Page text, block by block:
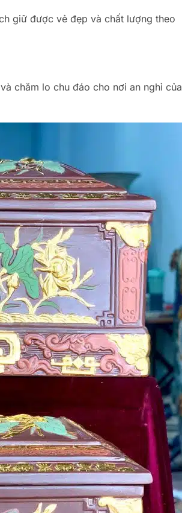
giữ được vẻ đẹp và chất lượng theo
chăm lo chu đáo cho nơi an nghỉ của